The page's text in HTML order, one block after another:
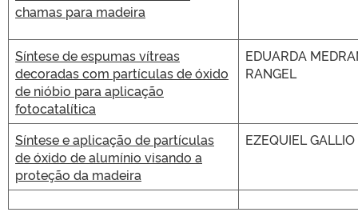
chamas para madeira
Síntese de espumas vítreas
decoradas com partículas de óxido
de nióbio para aplicação
fotocatalítica
EDUARDA
RANGEL
Síntese e aplicação de partículas
de óxido de alumínio visando a
proteção da madeira
EZEQUIEL GALLIO